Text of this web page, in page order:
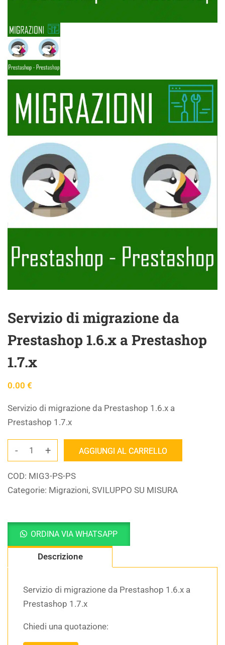
Servizio di migrazione da
Prestashop 1.6.x a Prestashop
1.7.x
0.00 €
Servizio di migrazione da Prestashop 1.6.x a
Prestashop 1.7.x
- + AGGIUNGI AL CARRELLO
COD: MIG3-PS-PS
Categorie: Migrazioni, SVILUPPO SU MISURA
ORDINA VIA WHATSAPP
Descrizione
Servizio di migrazione da Prestashop 1.6.x a
Prestashop 1.7.x
Chiedi una quotazione: